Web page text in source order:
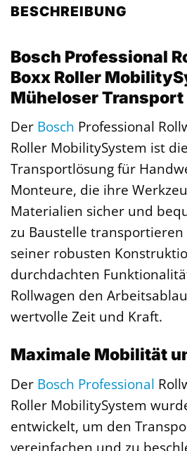
BESCHREIBUNG
Bosch Professional
Boxx Roller
Müheloser
Der Bosch Professional
Roller MobilitySystem ist
Transportlösung für
Monteure, die ihre
Materialien sicher und
zu Baustelle
seiner robusten
durchdachten
Rollwagen den
wertvolle Zeit und Kraft.
Maximale Mobilität
Der Bosch Professional
Roller MobilitySystem
entwickelt, um den
vereinfachen und zu